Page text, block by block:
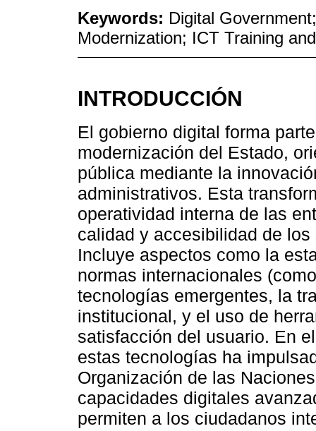
Keywords: Digital
Modernization; ICT Training
INTRODUCCIÓN
El gobierno digital forma
modernización del Estado,
pública mediante la
administrativos. Esta
operatividad interna de las
calidad y accesibilidad de
Incluye aspectos como la
normas internacionales
tecnologías emergentes, la
institucional, y el uso de
satisfacción del usuario. En
estas tecnologías ha
Organización de las
capacidades digitales
permiten a los ciudadanos